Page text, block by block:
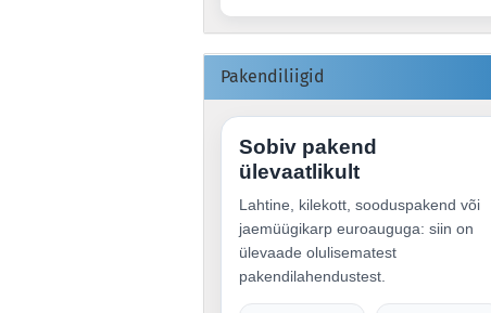
Pakendiliigid
Sobiv pakend
ülevaatlikult
Lahtine, kilekott, sooduspakend või
jaemüügikarp euroauguga: siin on
ülevaade olulisematest
pakendilahendustest.